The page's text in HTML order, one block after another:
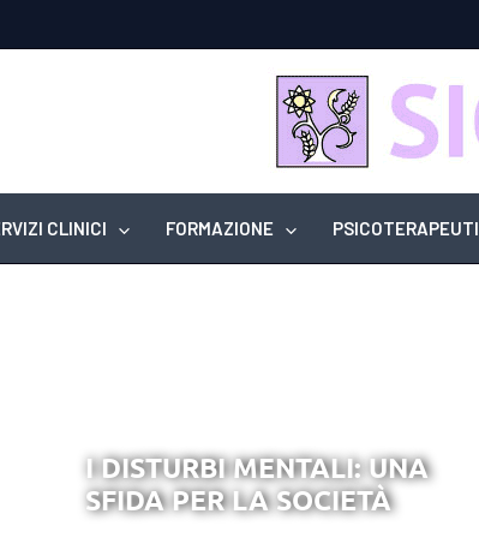
CLINICI FORMAZIONE PSICOTERAPEUTI
I DISTURBI MENTALI: UNA
SFIDA PER LA SOCIETÀ